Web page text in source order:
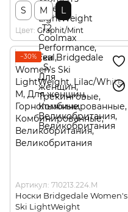
S M L
Цвет Graphit/Mint
−30%
Артикул: 710213.224.M
Носки Bridgedale Women's
Ski LightWeight